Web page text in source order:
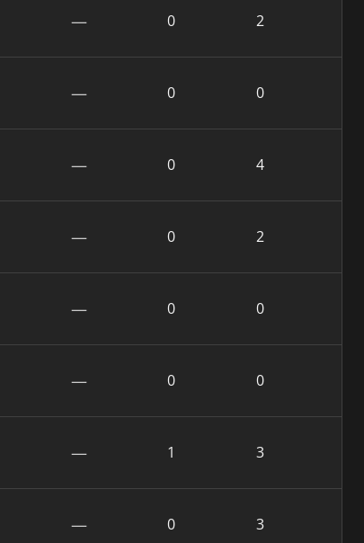
— 0 2
— 0 0
— 0 4
— 0 2
— 0 0
— 0 0
— 1 3
— 0 3